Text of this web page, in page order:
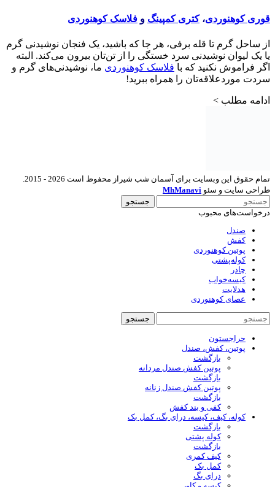
قوری کوهنوردی، کتری کمپینگ و فلاسک کوهنوردی
از ساحل گرم تا قله برفی، هر جا که باشید، یک فنجان نوشیدنی گرم
یا یک لیوان نوشیدنی سرد خستگی را از تن‌تان بیرون می‌کند. البته
اگر فراموش نکنید که با فلاسک کوهنوردی ما، نوشیدنی‌های گرم و
سردت موردعلاقه‌تان را همراه ببرید!
ادامه مطلب >
طراحی سایت و سئو MhManavi
جستجو
درخواست‌های محبوب
صندل
کفش
پوتین کوهنوردی
کوله‌پشتی
چادر
کیسه‌خواب
هدلایت
عصای کوهنوردی
جستجو
حراجستون
پوتین، کفش، صندل
بازگشت
پوتین کفش صندل مردانه
بازگشت
پوتین کفش صندل زنانه
بازگشت
کفی و بند کفش
کوله، کیف، کیسه، درای بگ، کمل بک
بازگشت
کوله پشتی
بازگشت
کیف کمری
کمل بک
درای بگ